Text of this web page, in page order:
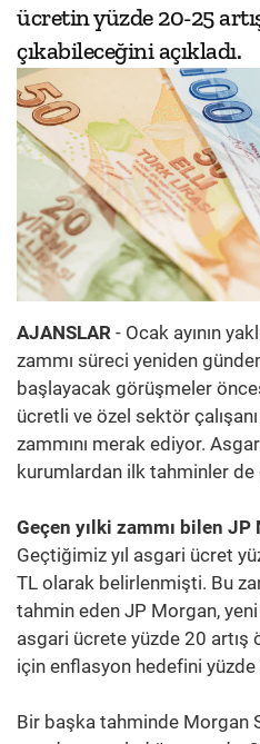
ücretin yüzde 20-25
çıkabileceğini açıkladı.
AJANSLAR - Ocak ayının
zammı süreci yeniden
başlayacak görüşmeler
ücretli ve özel sektör
zammını merak ediyor.
kurumlardan ilk tahminler de
Geçen yılki zammı bilen JP
Geçtiğimiz yıl asgari ücret
TL olarak belirlenmişti. Bu
tahmin eden JP Morgan,
asgari ücrete yüzde 20 artış
için enflasyon hedefini yüzde
Bir başka tahminde Morgan